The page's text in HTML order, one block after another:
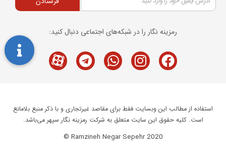
رمزینه نگار را در شبکه‌های اجتماعی دنبال کنید:
Facebook
Instagram
Whatsapp
Telegram
M-
icon-
استفاده از مطالب این وبسایت فقط برای مقاصد غیرتجاری و با ذکر منبع بلامانع
است. کلیه حقوق این سایت متعلق به شرکت رمزینه نگار سپهر می‌باشد.
Ramzineh Negar Sepehr 2020 ©